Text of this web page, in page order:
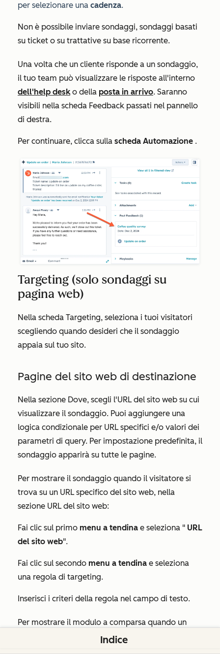
per selezionare una cadenza.
Non è possibile inviare sondaggi, sondaggi basati
su ticket o su trattative su base ricorrente.
Una volta che un cliente risponde a un sondaggio,
il tuo team può visualizzare le risposte all'interno
dell'help desko della posta in arrivo. Saranno
visibili nella scheda Feedback passati nel pannello
di destra.
Per continuare, clicca sulla scheda Automazione .
Targeting (solo sondaggi su
pagina web)
Nella scheda Targeting, seleziona i tuoi visitatori
scegliendo quando desideri che il sondaggio
appaia sul tuo sito.
Pagine del sito web di destinazione
Nella sezione Dove, scegli l'URL del sito web su cui
visualizzare il sondaggio. Puoi aggiungere una
logica condizionale per URL specifici e/o valori dei
parametri di query. Per impostazione predefinita, il
sondaggio apparirà su tutte le pagine.
Per mostrare il sondaggio quando il visitatore si
trova su un URL specifico del sito web, nella
sezione URL del sito web:
Fai clic sul primo menu a tendina e seleziona " URL
del sito web".
Fai clic sul secondo menu a tendina e seleziona
una regola di targeting.
Inserisci i criteri della regola nel campo di testo.
Per mostrare il modulo a comparsa quando un
visitatore si trova su una pagina del sito web il cui
Indice